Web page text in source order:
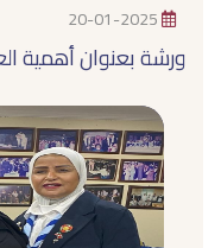
20-01-2025
ورشة بعنوان أهمية